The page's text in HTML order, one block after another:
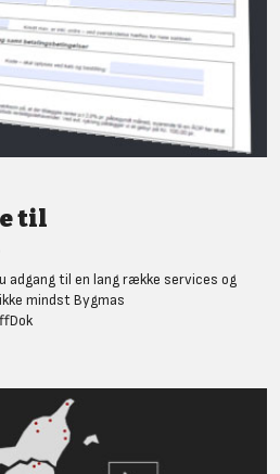
til
adgang til en lang række services og
mindst Bygmas